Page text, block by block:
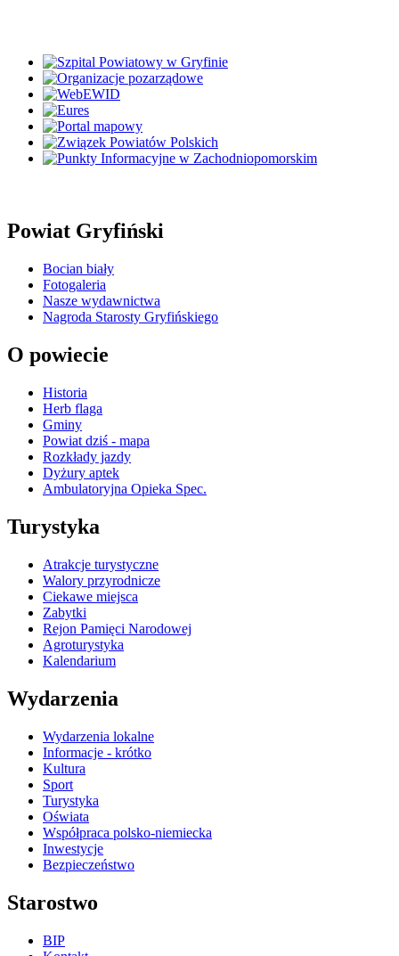
Powiat Gryfiński
Bocian biały
Fotogaleria
Nasze wydawnictwa
Nagroda Starosty Gryfińskiego
O powiecie
Historia
Herb flaga
Gminy
Powiat dziś - mapa
Rozkłady jazdy
Dyżury aptek
Ambulatoryjna Opieka Spec.
Turystyka
Atrakcje turystyczne
Walory przyrodnicze
Ciekawe miejsca
Zabytki
Rejon Pamięci Narodowej
Agroturystyka
Kalendarium
Wydarzenia
Wydarzenia lokalne
Informacje - krótko
Kultura
Sport
Turystyka
Oświata
Współpraca polsko-niemiecka
Inwestycje
Bezpieczeństwo
Starostwo
BIP